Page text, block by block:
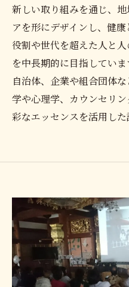
新しい取り組みを通じ、
アを形にデザインし、健康
役割や世代を超えた人と
を中長期的に目指してい
自治体、企業や組合団体
学や心理学、カウンセリ
彩なエッセンスを活用した